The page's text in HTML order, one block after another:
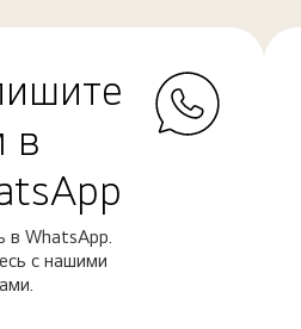
в
в WhatsApp.
с нашими